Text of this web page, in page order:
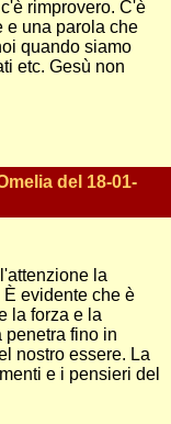
rimprovero. C'è
e una parola che
quando siamo
etc. Gesù non
del 18-01-
la
evidente che è
la forza e la
penetra fino in
nostro essere. La
e i pensieri del